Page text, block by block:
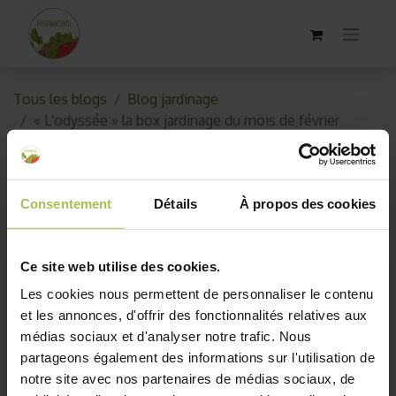
Consentement Détails À propos des cookies
Ce site web utilise des cookies.
Les cookies nous permettent de personnaliser le contenu
et les annonces, d'offrir des fonctionnalités relatives aux
médias sociaux et d'analyser notre trafic. Nous
partageons également des informations sur l'utilisation de
notre site avec nos partenaires de médias sociaux, de
Tous les blogs
Blog jardinage
« L'odyssée » la box jardinage du mois de février
« L'odyssée » la box jardinage
du mois de février